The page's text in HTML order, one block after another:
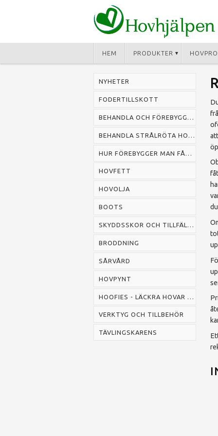
HEM PRODUKTER
NYHETER
FODERTILLSKOTT
HOVFETT
HOVOLJA
BOOTS
SKYDDSSKOR OCH TILLFÄLLIGA SKOR
BRODDNING
SÅRVÅRD
HOVPYNT
VERKTYG OCH TILLBEHÖR
TÄVLINGSKARENS